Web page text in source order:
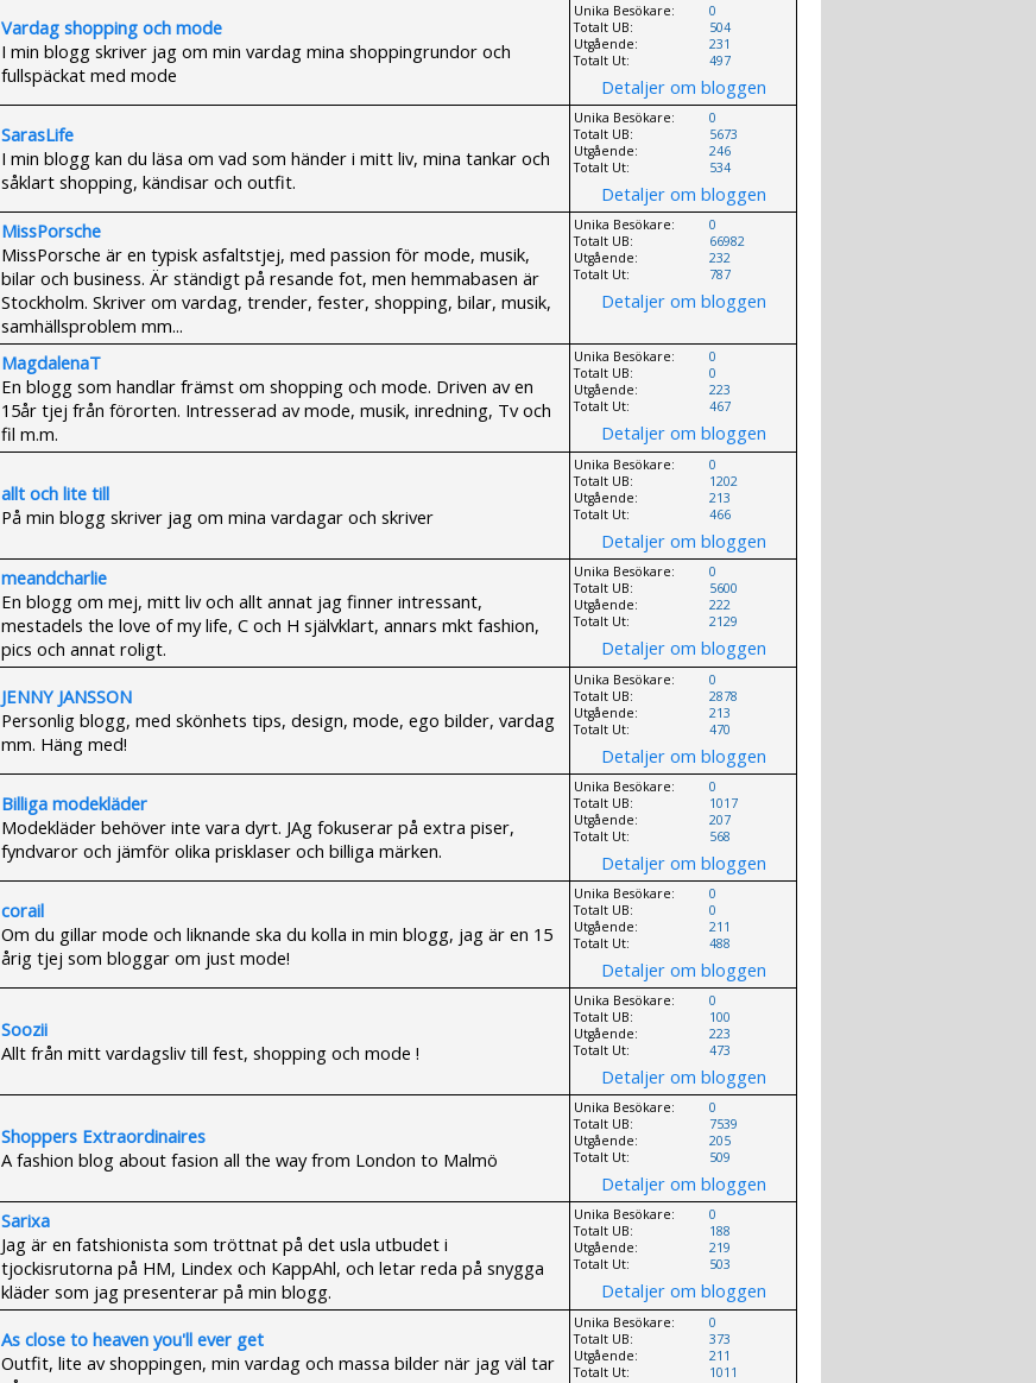
Vardag shopping och mode
I min blogg skriver jag om min vardag mina shoppingrundor och
fullspäckat med mode
Unika Besökare:
Totalt UB:
Utgående:
Totalt Ut:
0
504
231
497
Detaljer om bloggen
SarasLife
I min blogg kan du läsa om vad som händer i mitt liv, mina tankar och
såklart shopping, kändisar och outfit.
Unika Besökare:
Totalt UB:
Utgående:
Totalt Ut:
0
5673
246
534
Detaljer om bloggen
MissPorsche
MissPorsche är en typisk asfaltstjej, med passion för mode, musik,
bilar och business. Är ständigt på resande fot, men hemmabasen är
Stockholm. Skriver om vardag, trender, fester, shopping, bilar, musik,
samhällsproblem mm...
Unika Besökare:
Totalt UB:
Utgående:
Totalt Ut:
0
66982
232
787
Detaljer om bloggen
MagdalenaT
En blogg som handlar främst om shopping och mode. Driven av en
15år tjej från förorten. Intresserad av mode, musik, inredning, Tv och
fil m.m.
Unika Besökare:
Totalt UB:
Utgående:
Totalt Ut:
0
0
223
467
Detaljer om bloggen
allt och lite till
På min blogg skriver jag om mina vardagar och skriver
Unika Besökare:
Totalt UB:
Utgående:
Totalt Ut:
0
1202
213
466
Detaljer om bloggen
meandcharlie
En blogg om mej, mitt liv och allt annat jag finner intressant,
mestadels the love of my life, C och H självklart, annars mkt fashion,
pics och annat roligt.
Unika Besökare:
Totalt UB:
Utgående:
Totalt Ut:
0
5600
222
2129
Detaljer om bloggen
JENNY JANSSON
Personlig blogg, med skönhets tips, design, mode, ego bilder, vardag
mm. Häng med!
Unika Besökare:
Totalt UB:
Utgående:
Totalt Ut:
0
2878
213
470
Detaljer om bloggen
Billiga modekläder
Modekläder behöver inte vara dyrt. JAg fokuserar på extra piser,
fyndvaror och jämför olika prisklaser och billiga märken.
Unika Besökare:
Totalt UB:
Utgående:
Totalt Ut:
0
1017
207
568
Detaljer om bloggen
corail
Om du gillar mode och liknande ska du kolla in min blogg, jag är en 15
årig tjej som bloggar om just mode!
Unika Besökare:
Totalt UB:
Utgående:
Totalt Ut:
0
0
211
488
Detaljer om bloggen
Soozii
Allt från mitt vardagsliv till fest, shopping och mode !
Unika Besökare:
Totalt UB:
Utgående:
Totalt Ut:
0
100
223
473
Detaljer om bloggen
Shoppers Extraordinaires
A fashion blog about fasion all the way from London to Malmö
Unika Besökare:
Totalt UB:
Utgående:
Totalt Ut:
0
7539
205
509
Detaljer om bloggen
Sarixa
Jag är en fatshionista som tröttnat på det usla utbudet i
tjockisrutorna på HM, Lindex och KappAhl, och letar reda på snygga
kläder som jag presenterar på min blogg.
Unika Besökare:
Totalt UB:
Utgående:
Totalt Ut:
0
188
219
503
Detaljer om bloggen
As close to heaven you'll ever get
Outfit, lite av shoppingen, min vardag och massa bilder när jag väl tar
Unika Besökare:
Totalt UB:
Utgående:
Totalt Ut:
0
373
211
1011